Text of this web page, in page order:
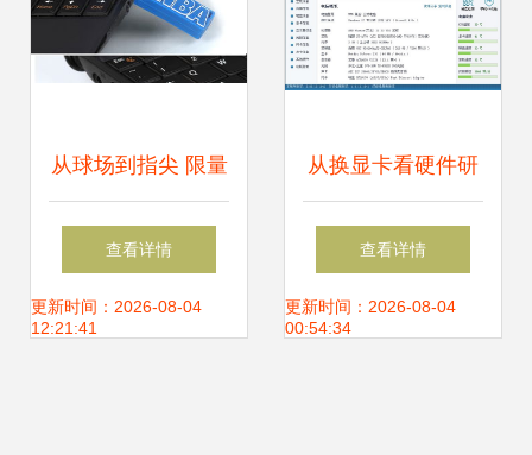
从球场到指尖 限量
版詹姆斯签名U盘
的硬件研发之路
查看详情
更新时间：2026-08-04
12:21:41
从换显卡看硬件研
发 技术挑战与创新
思考
查看详情
更新时间：2026-08-04
00:54:34